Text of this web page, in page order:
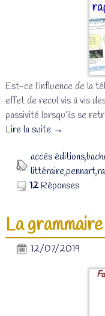
Est-ce l’influence de la
effet de recul vis à vis
passivité lorsqu’ils se
Lire la suite →
accès éditions,
littéraire,pennart,
12Réponses
La
12/07/2019